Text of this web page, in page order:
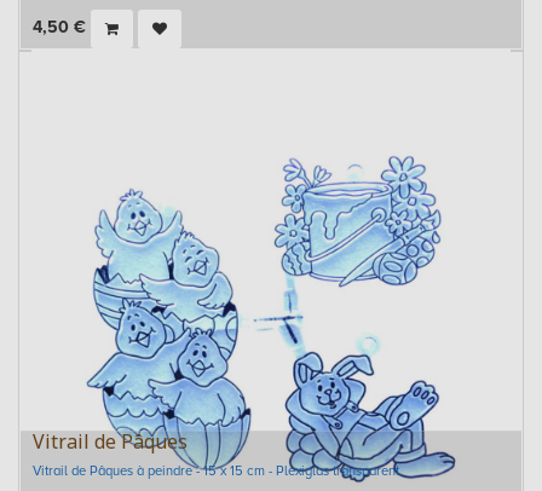
4,50 €
Vitrail de Pâques
Vitrail de Pâques à peindre - 15 x 15 cm - Plexiglas transparent